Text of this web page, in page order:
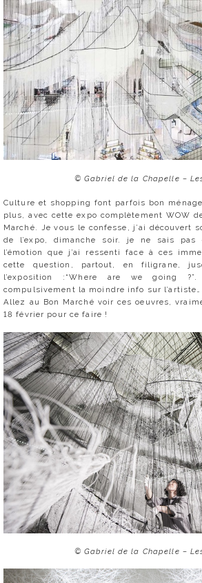
© Gabriel de la Chapelle –
Culture et shopping font parfois bon
plus, avec cette expo complètement WOW
Marché. Je vous le confesse, j’ai découvert
de l’expo, dimanche soir. je ne sais pas
l’émotion que j’ai ressenti face à ces
cette question, partout, en filigrane,
l’exposition :“Where are we going
compulsivement la moindre info sur l’artiste…
Allez au Bon Marché voir ces oeuvres,
18 février pour ce faire !
© Gabriel de la Chapelle –